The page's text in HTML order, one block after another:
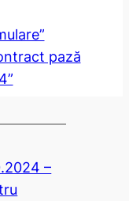
pază
–